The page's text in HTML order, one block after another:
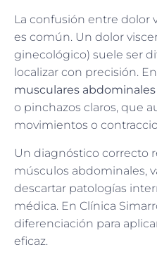
La confusión entre dolor
es común. Un dolor
ginecológico) suele ser
localizar con precisión.
musculares abdominales
o pinchazos claros, que
movimientos o
Un diagnóstico correcto
músculos abdominales,
descartar patologías
médica. En Clínica
diferenciación para
eficaz.